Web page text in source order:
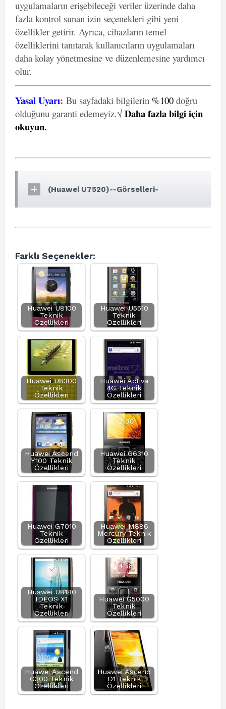
uygulamaların erişebileceği veriler üzerinde daha
fazla kontrol sunan izin seçenekleri gibi yeni
özellikler getirir. Ayrıca, cihazların temel
özelliklerini tanıtarak kullanıcıların uygulamaları
daha kolay yönetmesine ve düzenlemesine yardımcı
olur.
Yasal Uyarı: Bu sayfadaki bilgilerin %100 doğru
olduğunu garanti edemeyiz.√ Daha fazla bilgi için
okuyun.
(Huawei U7520)--Görselleri-
Farklı Seçenekler:
Huawei U8100
Teknik
Özellikleri
Huawei U5510
Teknik
Özellikleri
Huawei U8300
Teknik
Özellikleri
Huawei Activa
4G Teknik
Özellikleri
Huawei Ascend
Y100 Teknik
Özellikleri
Huawei G6310
Teknik
Özellikleri
Huawei G7010
Teknik
Özellikleri
Huawei M886
Mercury Teknik
Özellikleri
Huawei U8180
IDEOS X1
Teknik
Özellikleri
Huawei G5000
Teknik
Özellikleri
Huawei Ascend
G300 Teknik
Özellikleri
Huawei Ascend
D1 Teknik
Özellikleri